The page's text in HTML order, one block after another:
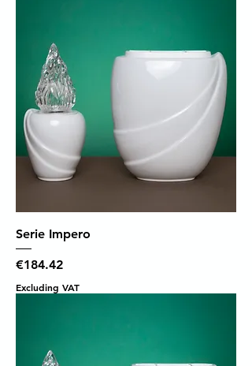
Serie Impero
Price
€184.42
Excluding VAT